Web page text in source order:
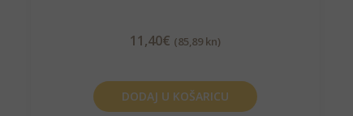
11,40€ (85,89 kn)
DODAJ U KOŠARICU